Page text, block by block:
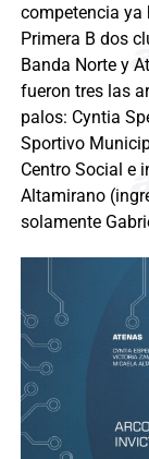
competencia ya
Primera B dos
Banda Norte y
fueron tres las
palos: Cyntia
Sportivo
Centro Social e
Altamirano
solamente